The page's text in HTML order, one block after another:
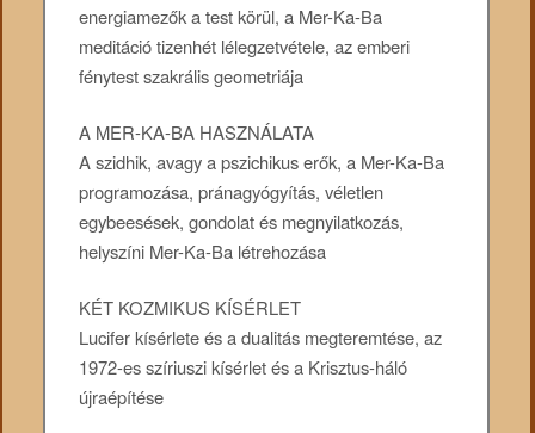
energiamezők a test körül, a Mer-Ka-Ba
meditáció tizenhét lélegzetvétele, az emberi
fénytest szakrális geometriája
A MER-KA-BA HASZNÁLATA
A szidhik, avagy a pszichikus erők, a Mer-Ka-Ba
programozása, pránagyógyítás, véletlen
egybeesések, gondolat és megnyilatkozás,
helyszíni Mer-Ka-Ba létrehozása
KÉT KOZMIKUS KÍSÉRLET
Lucifer kísérlete és a dualitás megteremtése, az
1972-es szíriuszi kísérlet és a Krisztus-háló
újraépítése